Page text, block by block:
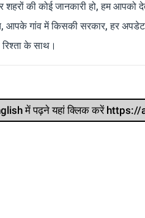
की कोई जानकारी हो, हम आपको
आपके गांव में किसकी सरकार, हर
के साथ।
में पढ़ने यहां क्लिक करें